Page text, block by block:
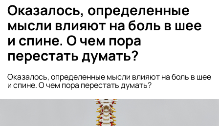
Оказалось, определенные
мысли влияют на боль в шее
и спине. О чем пора
перестать думать?
Оказалось, определенные мысли влияют на боль в шее
и спине. О чем пора перестать думать?